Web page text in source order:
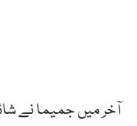
آخر میں جمیما نے